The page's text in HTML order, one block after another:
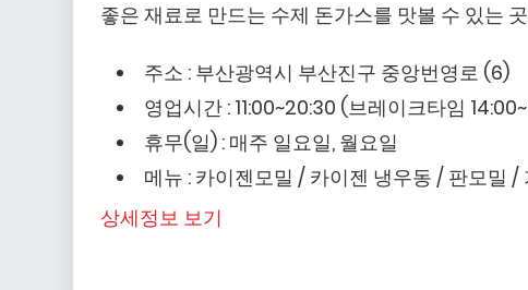
좋은 재료로 만드는 수제 돈가스를 맛볼 수 있는 곳
주소 : 부산광역시 부산진구 중앙번영로 (6)
영업시간 : 11:00~20:30 (브레이크타임
휴무(일) : 매주 일요일, 월요일
메뉴 : 카이젠모밀 / 카이젠 냉우동 / 판모밀
상세정보 보기